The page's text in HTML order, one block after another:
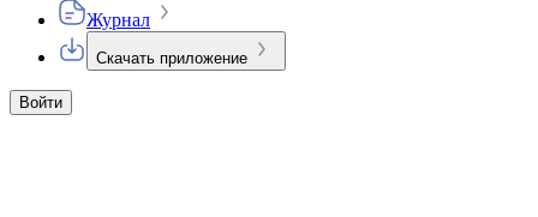
Журнал
Скачать приложение
Войти